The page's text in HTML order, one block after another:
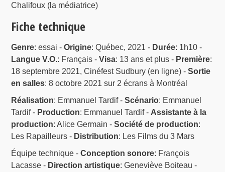
Chalifoux (la médiatrice)
Fiche technique
Genre: essai -Origine: Québec, 2021 - Durée: 1h10 -
Langue V.O.: Français -Visa: 13 ans et plus - Première:
18 septembre 2021, Cinéfest Sudbury (en ligne) -Sortie
en salles: 8 octobre 2021 sur 2 écrans à Montréal
Réalisation: Emmanuel Tardif -Scénario: Emmanuel
Tardif - Production: Emmanuel Tardif - Assistante à la
production: Alice Germain -Société de production:
Les Rapailleurs - Distribution: Les Films du 3 Mars
Équipe technique -Conception sonore: François
Lacasse - Direction artistique: Geneviève Boiteau -